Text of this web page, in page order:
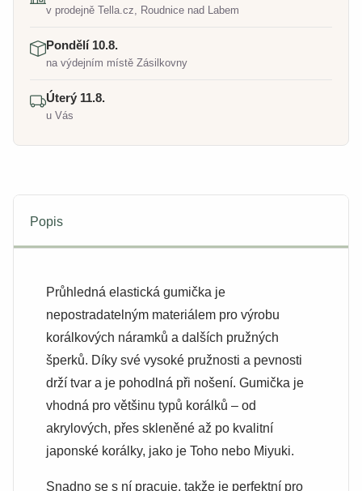
v prodejně Tella.cz, Roudnice nad Labem
Pondělí 10.8.
na výdejním místě Zásilkovny
Úterý 11.8.
u Vás
Popis
Průhledná elastická gumička je
nepostradatelným materiálem pro výrobu
korálkových náramků a dalších pružných
šperků. Díky své vysoké pružnosti a pevnosti
drží tvar a je pohodlná při nošení. Gumička je
vhodná pro většinu typů korálků – od
akrylových, přes skleněné až po kvalitní
japonské korálky, jako je Toho nebo Miyuki.
Snadno se s ní pracuje, takže je perfektní pro